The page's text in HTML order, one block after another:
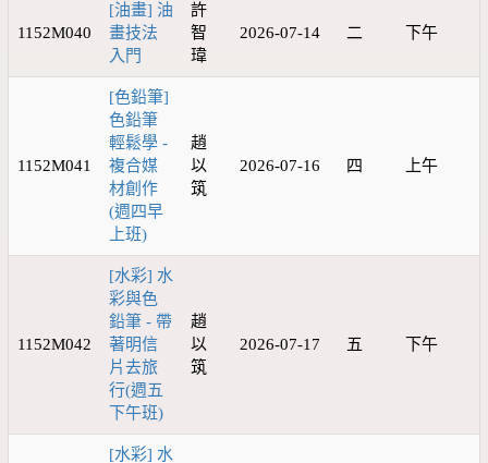
1152M040
[油畫] 油
畫技法
入門
許
智
瑋
2026-07-14 二 下午
1152M041
[色鉛筆]
色鉛筆
輕鬆學 -
複合媒
材創作
(週四早
上班)
趙
以
筑
2026-07-16 四 上午
1152M042
[水彩] 水
彩與色
鉛筆 - 帶
著明信
片去旅
行(週五
下午班)
趙
以
筑
2026-07-17 五 下午
[水彩] 水